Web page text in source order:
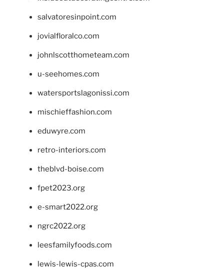
salvatoresinpoint.com
jovialfloralco.com
johnlscotthometeam.com
u-seehomes.com
watersportslagonissi.com
mischieffashion.com
eduwyre.com
retro-interiors.com
theblvd-boise.com
fpet2023.org
e-smart2022.org
ngrc2022.org
leesfamilyfoods.com
lewis-lewis-cpas.com